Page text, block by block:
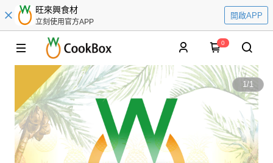
旺來興食材
立刻使用官方APP
開啟APP
0
1/1